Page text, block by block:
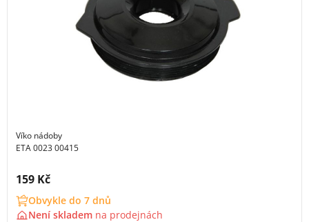
Víko nádoby
ETA 0023 00415
Cena s DPH:
159 Kč
Obvykle do 7 dnů
Není skladem na prodejnách